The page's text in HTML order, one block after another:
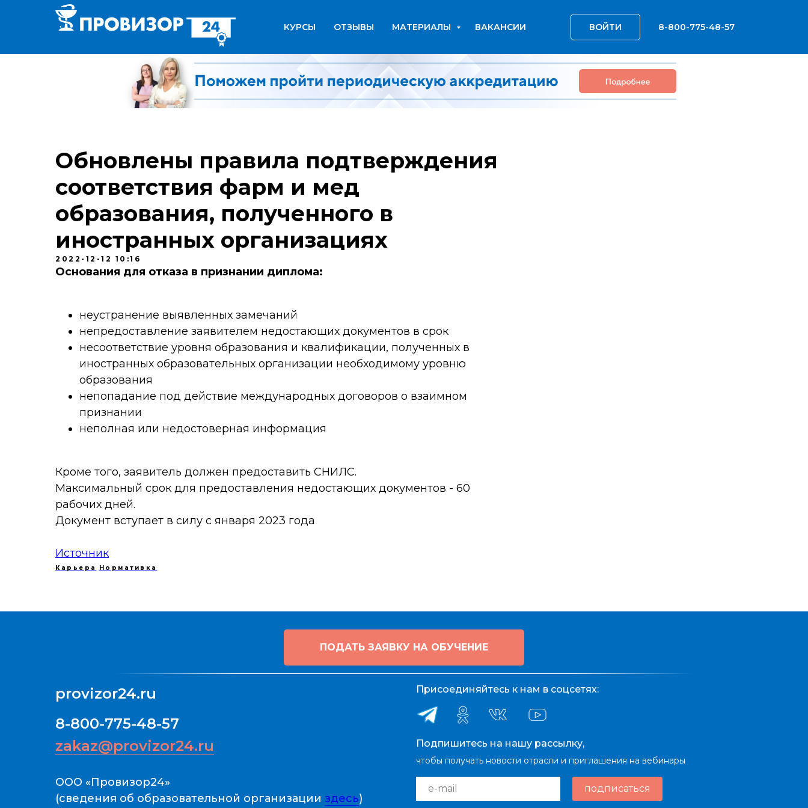
КУРСЫ ОТЗЫВЫ МАТЕРИАЛЫ ВАКАНСИИ ВОЙТИ 8-800-775-48-57
Обновлены правила подтверждения
соответствия фарм и мед
образования, полученного в
иностранных организациях
2022-12-12 10:16
Основания для отказа в признании диплома:
неустранение выявленных замечаний
непредоставление заявителем недостающих документов в срок
несоответствие уровня образования и квалификации, полученных в
иностранных образовательных организации необходимому уровню
образования
непопадание под действие международных договоров о взаимном
признании
неполная или недостоверная информация
Кроме того, заявитель должен предоставить СНИЛС.
Максимальный срок для предоставления недостающих документов - 60
рабочих дней.
Документ вступает в силу с января 2023 года
Источник
Карьера Нормативка
ПОДАТЬ ЗАЯВКУ НА ОБУЧЕНИЕ
8-800-775-48-57
zakaz@provizor24.ru
ООО «Провизор24»
(сведения об образовательной организации здесь)
provizor24.ru
e-mail подписаться
Подпишитесь на нашу рассылку,
чтобы получать новости отрасли и приглашения на вебинары
Присоединяйтесь к нам в соцсетях: